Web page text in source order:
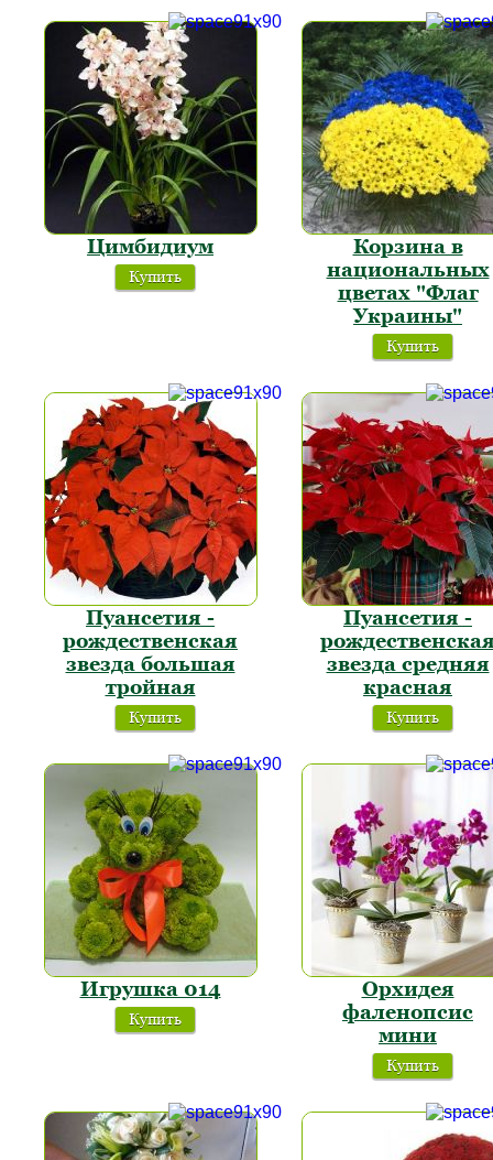
Цимбидиум
Купить
Корзина в
национальных
цветах "Флаг
Украины"
Купить
Пуансетия -
рождественская
звезда большая
тройная
Купить
Пуансетия -
звезда средняя
красная
Купить
Игрушка 014
Купить
Орхидея
фаленопсис
мини
Купить